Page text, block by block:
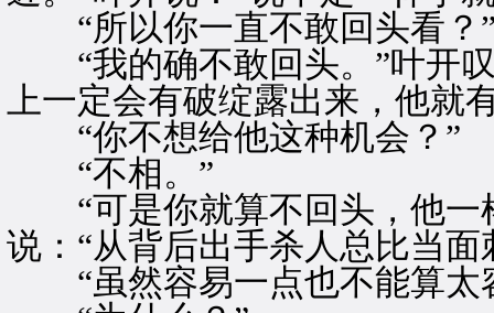
“所以你一直不敢回头看？
“我的确不敢回头。”叶开叹
上一定会有破绽露出来，他就
“你不想给他这种机会？”
“不相。”
“可是你就算不回头，他一
说：“从背后出手杀人总比当面
“虽然容易一点也不能算太